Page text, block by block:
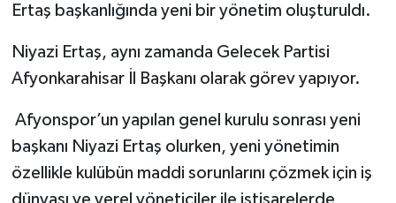
Ertaş başkanlığında yeni bir yönetim oluşturuldı.
Niyazi Ertaş, aynı zamanda Gelecek Partisi
Afyonkarahisar İl Başkanı olarak görev yapıyor.
Afyonspor’un yapılan genel kurulu sonrası yeni
başkanı Niyazi Ertaş olurken, yeni yönetimin
özellikle kulübün maddi sorunlarını çözmek için iş
dünyası ve yerel yöneticiler ile istişarelerde